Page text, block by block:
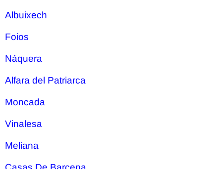
Albuixech
Foios
Náquera
Alfara del Patriarca
Moncada
Vinalesa
Meliana